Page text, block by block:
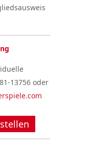
13756 oder